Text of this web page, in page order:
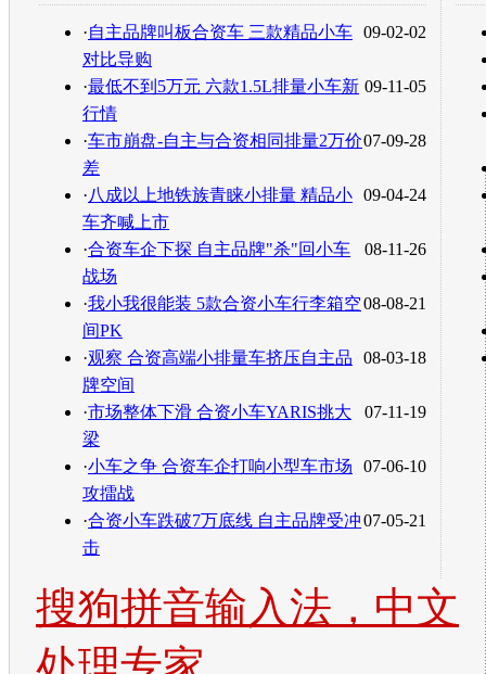
转发至：
09-02-02
·自主品牌叫板合资车 三款精品小车
对比导购
09-11-05
·最低不到5万元 六款1.5L排量小车新
行情
07-09-28
·车市崩盘-自主与合资相同排量2万价
差
09-04-24
·八成以上地铁族青睐小排量 精品小
车齐喊上市
08-11-26
·合资车企下探 自主品牌"杀"回小车
战场
08-08-21
·我小我很能装 5款合资小车行李箱空
间PK
08-03-18
·观察 合资高端小排量车挤压自主品
牌空间
07-11-19
·市场整体下滑 合资小车YARIS挑大
梁
07-06-10
·小车之争 合资车企打响小型车市场
攻擂战
07-05-21
·合资小车跌破7万底线 自主品牌受冲
击
搜狗拼音输入法，中文